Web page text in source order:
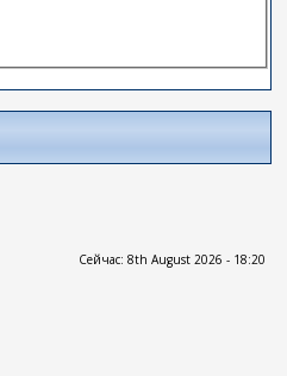
Сейчас: 8th August 2026 - 18:20